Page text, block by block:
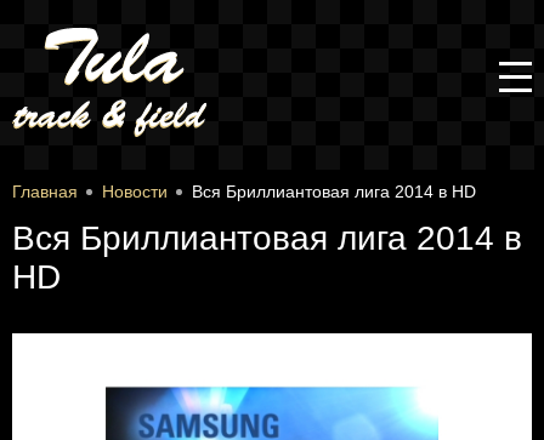
Главная Новости Вся Бриллиантовая лига 2014 в HD
Вся Бриллиантовая лига 2014 в
HD